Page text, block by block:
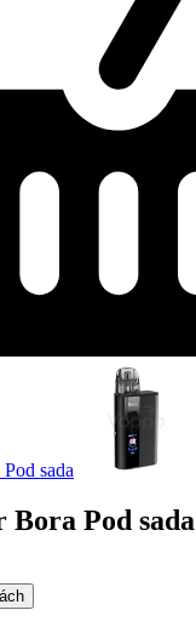
sada
Bora Pod sada